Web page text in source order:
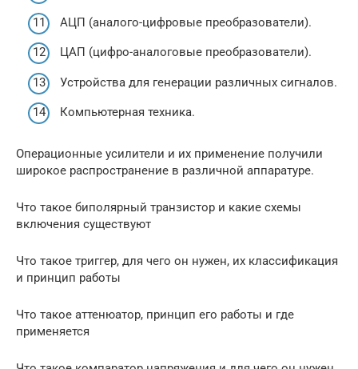
АЦП (аналого-цифровые преобразователи).
ЦАП (цифро-аналоговые преобразователи).
Устройства для генерации различных сигналов.
Компьютерная техника.
Операционные усилители и их применение получили
широкое распространение в различной аппаратуре.
Что такое биполярный транзистор и какие схемы
включения существуют
Что такое триггер, для чего он нужен, их классификация
и принцип работы
Что такое аттенюатор, принцип его работы и где
применяется